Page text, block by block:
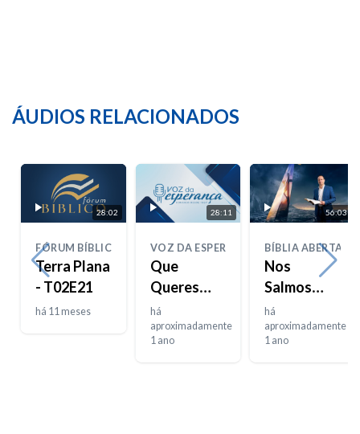
ÁUDIOS RELACIONADOS
28:02
FÓRUM BÍBLICO
Terra Plana
- T02E21
há 11 meses
28:11
VOZ DA ESPERANÇA
Que
Queres
Que Eu
Faça -
T02E13
há
aproximadamente
1 ano
56:03
BÍBLIA ABERTA
Nos
Salmos
(parte 2) -
25T02E09
há
aproximadamente
1 ano